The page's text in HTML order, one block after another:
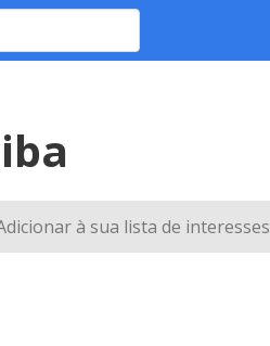
à sua lista de interesses